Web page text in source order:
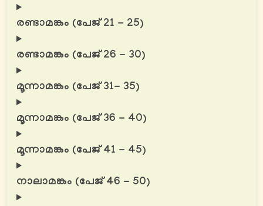
രണ്ടാമങ്കം (പേജ് 21 - 25)
രണ്ടാമങ്കം (പേജ് 26 - 30)
മൂന്നാമങ്കം (പേജ് 31- 35)
മൂന്നാമങ്കം (പേജ് 36 - 40)
മൂന്നാമങ്കം (പേജ് 41 - 45)
നാലാമങ്കം (പേജ് 46 - 50)